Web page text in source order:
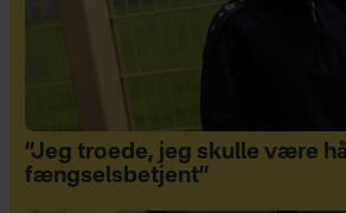
”Jeg troede, jeg skulle være
fængselsbetjent”